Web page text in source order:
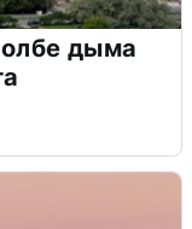
дыма